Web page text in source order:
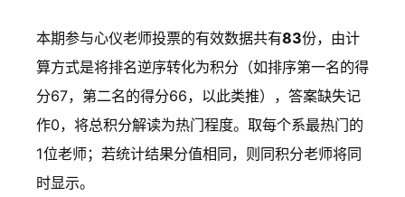
本期参与心仪老师投票的有效数据共有83份，由计
算方式是将排名逆序转化为积分（如排序第一名的得
分67，第二名的得分66，以此类推），答案缺失记
作0，将总积分解读为热门程度。取每个系最热门的
1位老师；若统计结果分值相同，则同积分老师将同
时显示。